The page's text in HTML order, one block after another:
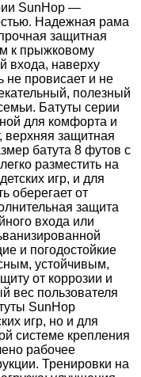
SunHop —
Надежная рама
защитная
к прыжковому
входа, наверху
не провисает и не
полезный
Батуты серии
для комфорта и
верхняя защитная
батута 8 футов с
разместить на
игр, и для
оберегает от
защита
входа или
и погодостойкие
устойчивым,
от коррозии и
вес пользователя
SunHop
игр, но и для
системе крепления
рабочее
Тренировки на